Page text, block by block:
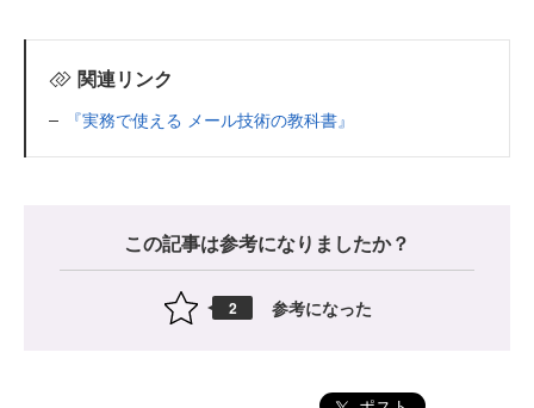
関連リンク
『実務で使える メール技術の教科書』
この記事は参考になりましたか？
2 参考になった